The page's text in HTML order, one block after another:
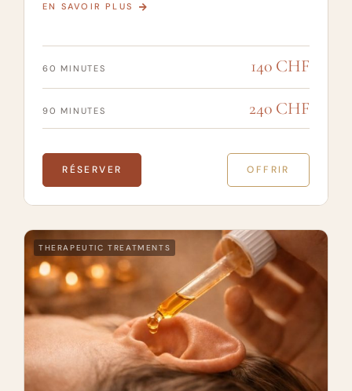
EN SAVOIR PLUS
60 MINUTES 140 CHF
90 MINUTES 240 CHF
RÉSERVER OFFRIR
THERAPEUTIC TREATMENTS